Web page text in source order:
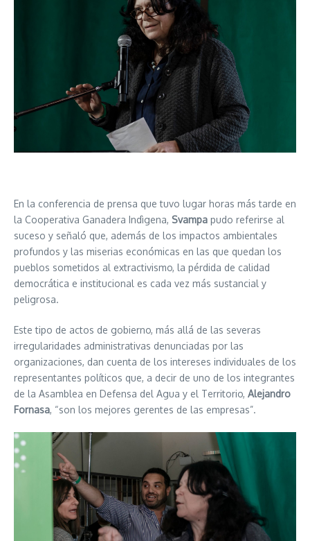
En la conferencia de prensa que tuvo lugar horas más tarde en
la Cooperativa Ganadera Indìgena, Svampa pudo referirse al
suceso y señaló que, además de los impactos ambientales
profundos y las miserias económicas en las que quedan los
pueblos sometidos al extractivismo, la pérdida de calidad
democrática e institucional es cada vez más sustancial y
peligrosa.
Este tipo de actos de gobierno, más allá de las severas
irregularidades administrativas denunciadas por las
organizaciones, dan cuenta de los intereses individuales de los
representantes políticos que, a decir de uno de los integrantes
de la Asamblea en Defensa del Agua y el Territorio, Alejandro
Fornasa, “son los mejores gerentes de las empresas”.